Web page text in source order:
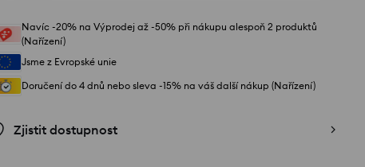
Navíc -20% na Výprodej až -50% při nákupu alespoň 2 produktů
(Nařízení)
Jsme z Evropské unie
Doručení do 4 dnů nebo sleva -15% na váš další nákup (Nařízení)
Zjistit dostupnost